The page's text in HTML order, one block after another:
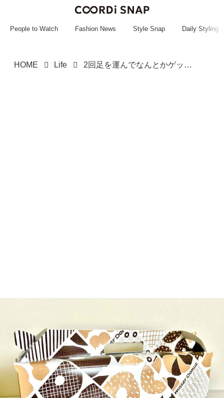
~~~~~~~~~~~
People to Watch Fashion News Style Snap Daily Styling
HOME Life 2回足を運んでなんとかゲット！！【ミスド】の「新作ドーナツ」がカワイイ♡